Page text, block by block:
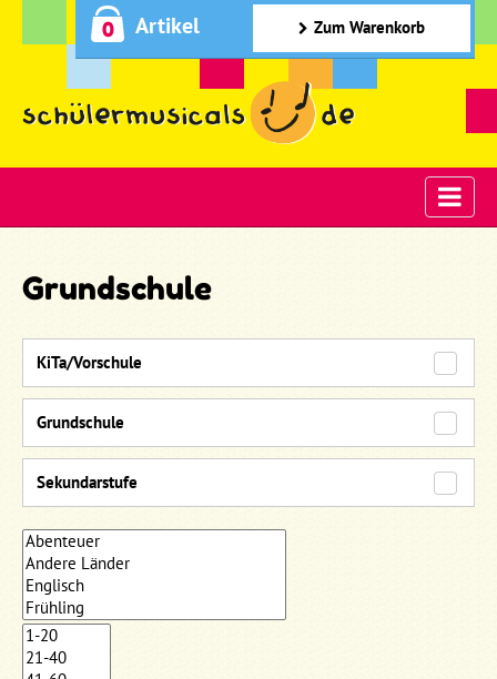
0 Artikel Zum Warenkorb
Grundschule
KiTa/Vorschule
Grundschule
Sekundarstufe